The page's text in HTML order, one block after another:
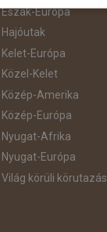
Észak-Európa
Hajóutak
Kelet-Európa
Közel-Kelet
Közép-Amerika
Közép-Európa
Nyugat-Afrika
Nyugat-Európa
Világ körüli körutazás